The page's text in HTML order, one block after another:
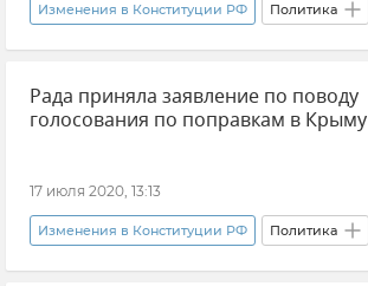
Изменения в Конституции РФ Политика
Новости
Рада приняла заявление по поводу
голосования по поправкам в Крыму
17 июля 2020, 13:13
Изменения в Конституции РФ Политика
Новости